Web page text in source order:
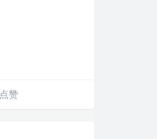
点赞